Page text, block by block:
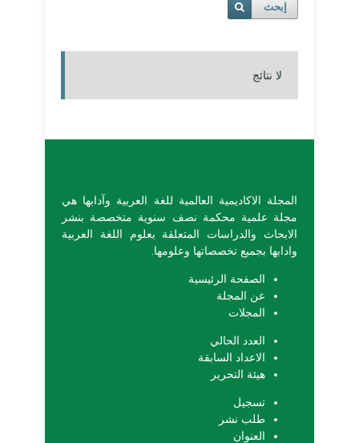
إبحث
لا نتائج
المجلة الاكاديمية العالمية للغة العربية وآدابها هي
مجلة علمية محكمة نصف سنوية متخصصة بنشر
الابحاث والدراسات المتعلقة بعلوم اللغة العربية
وادابها بجميع تخصصاتها وعلومها.
الصفحة الرئيسية
عن المجلة
المجلات
العدد الحالي
الاعداد السابقة
هيئة التحرير
تسجيل
طلب نشر
العنوان